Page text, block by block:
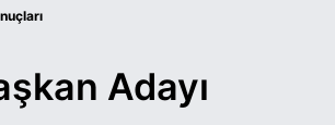
Adayı